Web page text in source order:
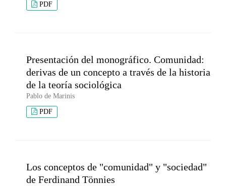
PDF
Presentación del monográfico. Comunidad:
derivas de un concepto a través de la historia
de la teoría sociológica
Pablo de Marinis
PDF
Los conceptos de "comunidad" y "sociedad"
de Ferdinand Tönnies